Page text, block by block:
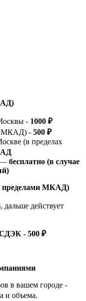
- 1000 ₽
МКАД) - 500 ₽
(в пределах
— бесплатно (в случае
пределами МКАД)
дальше действует
СДЭК - 500 ₽
в вашем городе -
и объема.